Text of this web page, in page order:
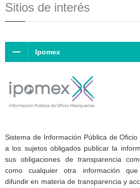
Sitios de interés
Ipomex
Sistema de Información Pública de
a los sujetos obligados publicar la
sus obligaciones de transparencia
como cualquier otra información que
difundir en materia de transparencia y